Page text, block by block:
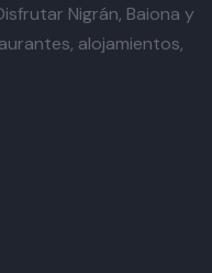
Nigrán, Baiona y
alojamientos,